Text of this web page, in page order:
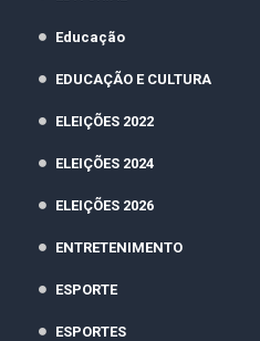
Educação
EDUCAÇÃO E CULTURA
ELEIÇÕES 2022
ELEIÇÕES 2024
ELEIÇÕES 2026
ENTRETENIMENTO
ESPORTE
ESPORTES